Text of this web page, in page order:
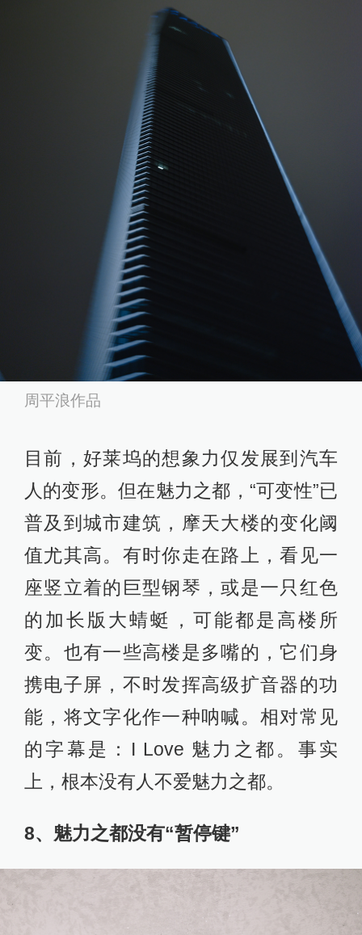
周平浪作品
目前，好莱坞的想象力仅发展到汽车
人的变形。但在魅力之都，“可变性”已
普及到城市建筑，摩天大楼的变化阈
值尤其高。有时你走在路上，看见一
座竖立着的巨型钢琴，或是一只红色
的加长版大蜻蜓，可能都是高楼所
变。也有一些高楼是多嘴的，它们身
携电子屏，不时发挥高级扩音器的功
能，将文字化作一种呐喊。相对常见
的字幕是：I Love 魅力之都。事实
上，根本没有人不爱魅力之都。
8、魅力之都没有“暂停键”